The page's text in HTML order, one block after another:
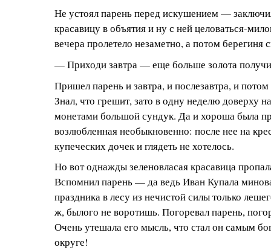
Не устоял парень перед искушением —
красавицу в объятия и ну с ней целоваться-
вечера пролетело незаметно, а потом берегиня
— Приходи завтра — еще больше золота
Пришел парень и завтра, и послезавтра, и
Знал, что грешит, зато в одну неделю доверху
монетами большой сундук. Да и хороша была
возлюбленная необыкновенно: после нее на
купеческих дочек и глядеть не хотелось.
Но вот однажды зеленовласая красавица
Вспомнил парень — да ведь Иван Купала
праздника в лесу из нечистой силы только
ж, былого не воротишь. Погоревал парень,
Очень утешала его мысль, что стал он самым
округе!